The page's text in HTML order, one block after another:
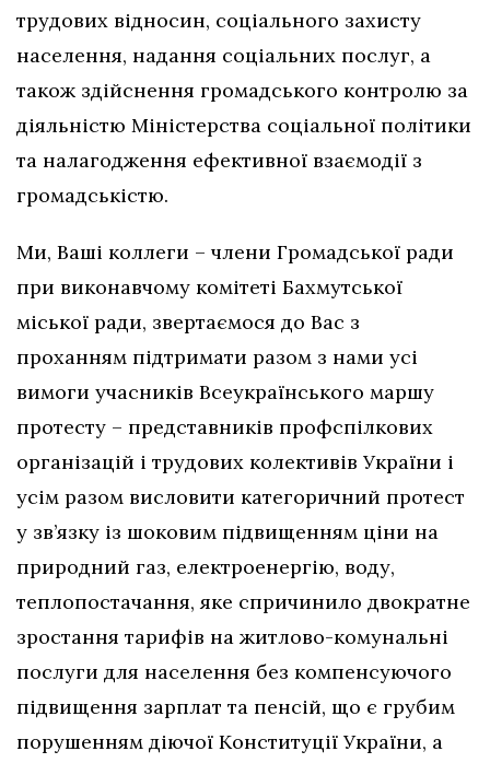
трудових відносин, соціального захисту
населення, надання соціальних послуг, а
також здійснення громадського контролю за
діяльністю Міністерства соціальної політики
та налагодження ефективної взаємодії з
громадськістю.
Ми, Ваші коллеги – члени Громадської ради
при виконавчому комітеті Бахмутської
міської ради, звертаємося до Вас з
проханням підтримати разом з нами усі
вимоги учасників Всеукраїнського маршу
протесту – представників профспілкових
організацій і трудових колективів України і
усім разом висловити категоричний протест
у зв’язку із шоковим підвищенням ціни на
природний газ, електроенергію, воду,
теплопостачання, яке спричинило двократне
зростання тарифів на житлово-комунальні
послуги для населення без компенсуючого
підвищення зарплат та пенсій, що є грубим
порушенням діючої Конституції України, а